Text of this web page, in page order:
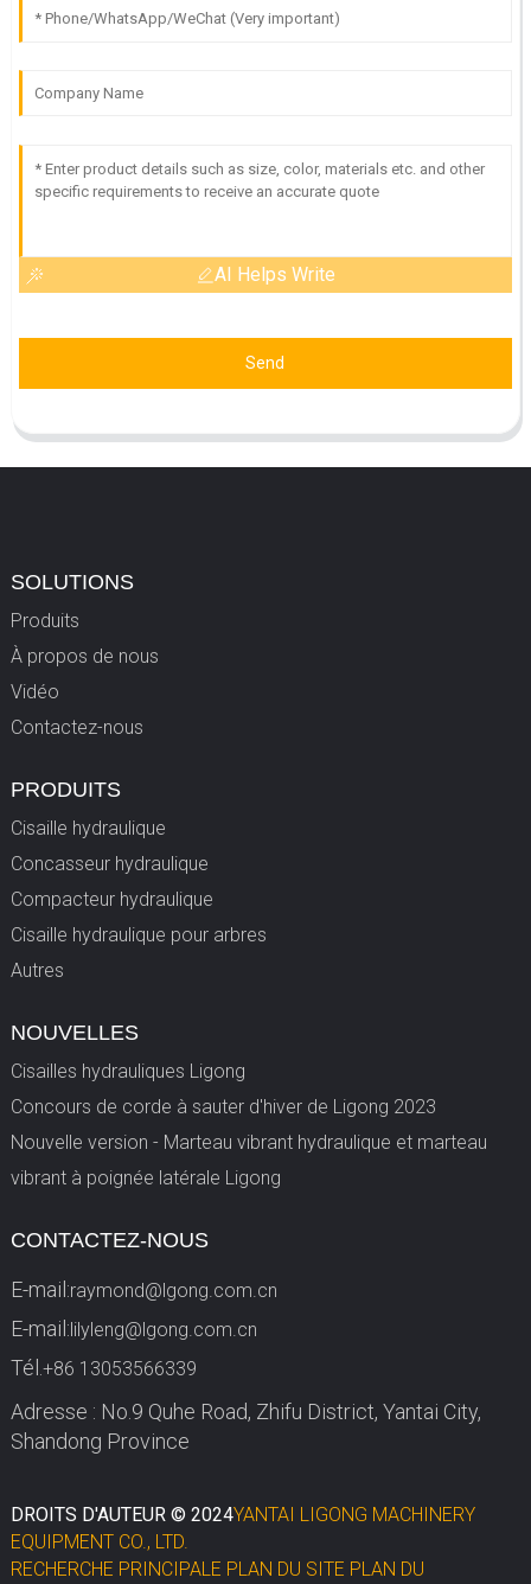
AI Helps Write
Send
SOLUTIONS
Produits
À propos de nous
Vidéo
Contactez-nous
PRODUITS
Cisaille hydraulique
Concasseur hydraulique
Compacteur hydraulique
Cisaille hydraulique pour arbres
Autres
NOUVELLES
Cisailles hydrauliques Ligong
Concours de corde à sauter d'hiver de Ligong 2023
Nouvelle version - Marteau vibrant hydraulique et marteau
vibrant à poignée latérale Ligong
CONTACTEZ-NOUS
E-mail:raymond@lgong.com.cn
E-mail:lilyleng@lgong.com.cn
Tél. +86 13053566339
Adresse : No.9 Quhe Road, Zhifu District, Yantai City,
Shandong Province
DROITS D'AUTEUR © 2024YANTAI LIGONG MACHINERY
EQUIPMENT CO., LTD.
RECHERCHE PRINCIPALE PLAN DU SITE PLAN DU